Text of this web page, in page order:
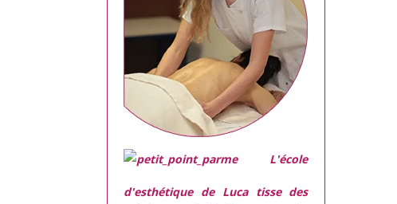
L'école
d'esthétique de Luca tisse des